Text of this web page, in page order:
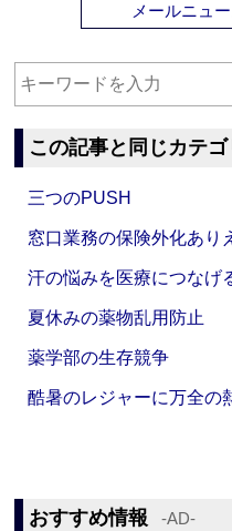
メールニュ
この記事と同じカテ
三つのPUSH
窓口業務の保険外化あり
汗の悩みを医療につなげ
夏休みの薬物乱用防止
薬学部の生存競争
酷暑のレジャーに万全の
おすすめ情報 ‐AD‐